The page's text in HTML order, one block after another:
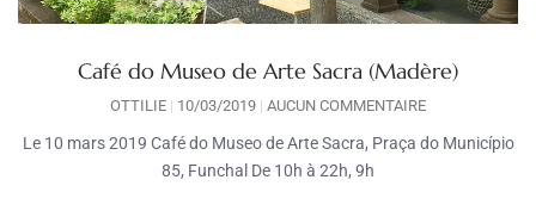
Café do Museo de Arte Sacra (Madère)
OTTILIE 10/03/2019 AUCUN COMMENTAIRE
Le 10 mars 2019 Café do Museo de Arte Sacra, Praça do Município
85, Funchal De 10h à 22h, 9h